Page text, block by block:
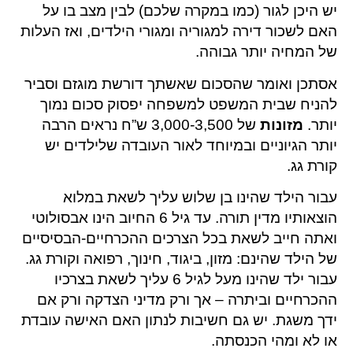
יש היכן לגור (כמו במקרה שלכם) לבין מצב בו על
האם לשכור דירה למגוריה ומגורי הילדים, ואז העלות
של המחיה יותר גבוהה.
אסתכן ואומר שהסכום שאשתך דורשת מוגזם וסביר
להניח שבית המשפט למשפחה יפסוק סכום נמוך
יותר. מזונות
של 3,000-3,500 ש”ח נראים הרבה
יותר הגיוניים ובמיוחד לאור העובדה שלילדים יש
קורת גג.
עבור הילד שהינו בן שלוש עליך לשאת במלוא
הוצאותיו מדין תורה. עד גיל 6 החיוב הינו אבסולוטי
ואתה חייב לשאת בכל הצרכים ההכרחיים-הבסיסיים
של הילד שהינם: מזון, ביגוד, חינוך, רפואה וקורת גג.
עבור ילד שהינו מעל לגיל 6 עליך לשאת בצרכיו
ההכרחיים וביתרה – אך ורק מדיני הצדקה ורק אם
ידך משגת. יש גם חשיבות לנתון האם האישה עובדת
או לא ומהי הכנסתה.